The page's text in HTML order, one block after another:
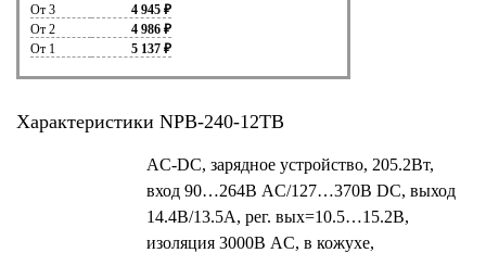
От 3
4 945 ₽
От 2
4 986 ₽
От 1
5 137 ₽
Характеристики NPB-240-12TB
AC-DC, зарядное устройство, 205.2Вт,
вход 90…264В AC/127…370В DC, выход
14.4В/13.5А, рег. вых=10.5…15.2В,
изоляция 3000В AC, в кожухе,